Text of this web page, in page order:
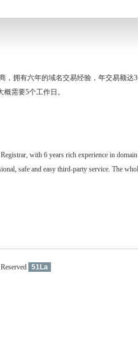
，拥有六年的域名交易经验，年交易额达
需要5个工作日。
with 6 years rich experience in
safe and easy third-party service. The
51La